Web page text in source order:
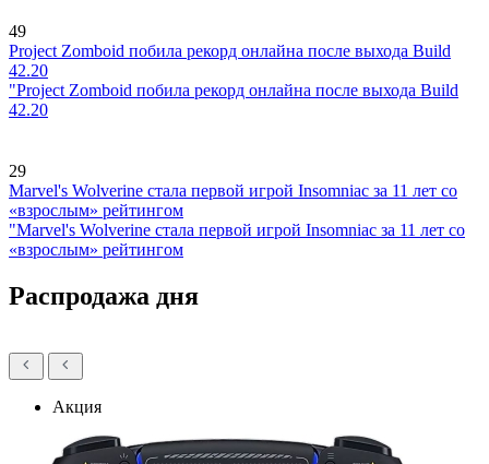
49
Project Zomboid побила рекорд онлайна после выхода Build
42.20
"Project Zomboid побила рекорд онлайна после выхода Build
42.20
29
Marvel's Wolverine стала первой игрой Insomniac за 11 лет со
«взрослым» рейтингом
"Marvel's Wolverine стала первой игрой Insomniac за 11 лет со
«взрослым» рейтингом
Распродажа дня
Акция